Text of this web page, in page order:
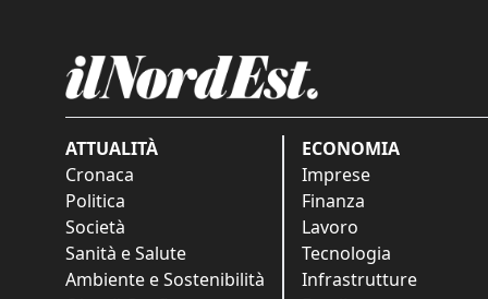
ATTUALITÀ
Cronaca
Politica
Società
Sanità e Salute
Ambiente e Sostenibilità
ECONOMIA
Imprese
Finanza
Lavoro
Tecnologia
Infrastrutture